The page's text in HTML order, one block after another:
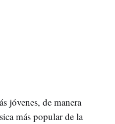
jóvenes, de manera
más popular de la